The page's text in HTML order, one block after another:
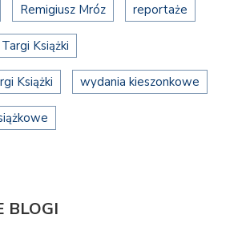
Remigiusz Mróz reportaże
Targi Książki
Książki wydania kieszonkowe
BLOGI